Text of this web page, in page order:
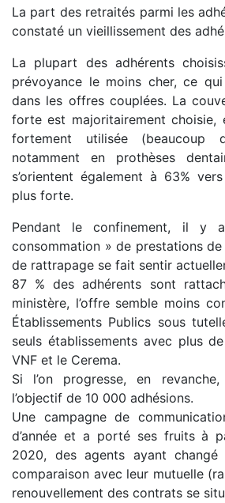
La part des retraités parmi les
constaté un vieillissement des
La plupart des adhérents
prévoyance le moins cher, ce
dans les offres couplées. La
forte est majoritairement choisie,
fortement utilisée (beaucoup
notamment en prothèses
s’orientent également à 63%
plus forte.
Pendant le confinement, il y
consommation » de prestations
de rattrapage se fait sentir
87 % des adhérents sont
ministère, l’offre semble moins
Établissements Publics sous
seuls établissements avec plus
VNF et le Cerema.
Si l’on progresse, en
l’objectif de 10 000 adhésions.
Une campagne de
d’année et a porté ses fruits à
2020, des agents ayant
comparaison avec leur mutuelle
renouvellement des contrats se